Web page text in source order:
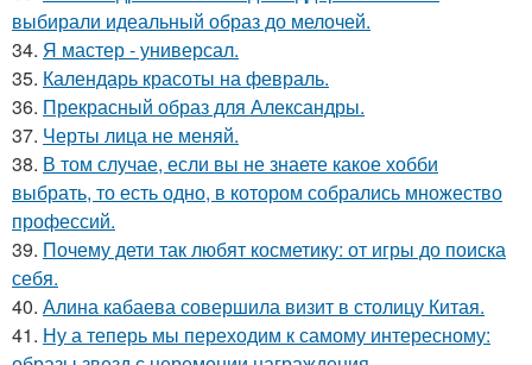
выбирали идеальный образ до мелочей.
34. Я мастер - универсал.
35. Календарь красоты на февраль.
36. Прекрасный образ для Александры.
37. Черты лица не меняй.
38. В том случае, если вы не знаете какое хобби
выбрать, то есть одно, в котором собрались множество
профессий.
39. Почему дети так любят косметику: от игры до поиска
себя.
40. Алина кабаева совершила визит в столицу Китая.
41. Ну а теперь мы переходим к самому интересному: